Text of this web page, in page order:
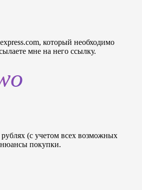
который необходимо
мне на него ссылку.
(c учетом всех возможных
покупки.